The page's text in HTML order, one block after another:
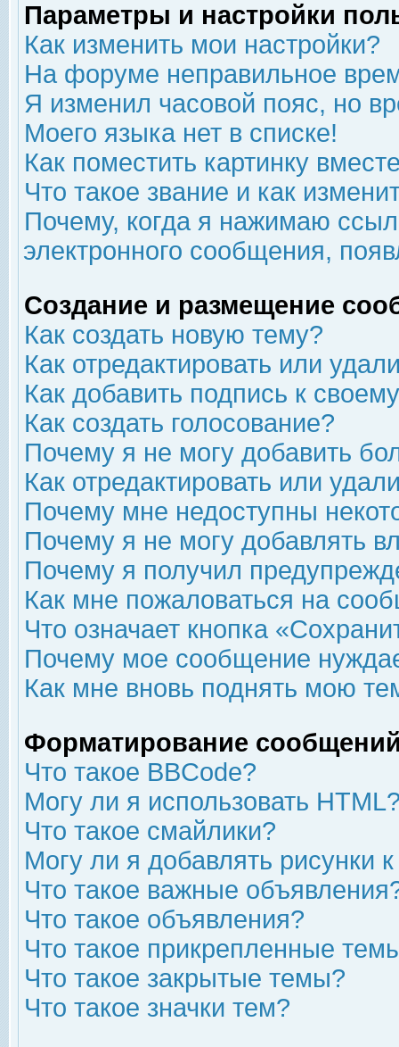
Параметры и настройки
Как изменить мои настройки?
На форуме неправильное
Я изменил часовой пояс, но
Моего языка нет в списке!
Как поместить картинку
Что такое звание и как
Почему, когда я нажимаю
электронного сообщения,
Создание и размещение
Как создать новую тему?
Как отредактировать или
Как добавить подпись к
Как создать голосование?
Почему я не могу добавить
Как отредактировать или
Почему мне недоступны
Почему я не могу добавлять
Почему я получил
Как мне пожаловаться на
Что означает кнопка
Почему мое сообщение
Как мне вновь поднять мою
Форматирование
Что такое BBCode?
Могу ли я использовать
Что такое смайлики?
Могу ли я добавлять рисунки
Что такое важные
Что такое объявления?
Что такое прикрепленные
Что такое закрытые темы?
Что такое значки тем?